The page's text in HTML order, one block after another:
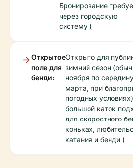
Бронирование
через городскую
систему (
Открытое
поле для
бенди:
Открыто для
зимний сезон
ноября по середину
марта, при
погодных
большой каток
для скоростного
коньках,
катания и бенди (